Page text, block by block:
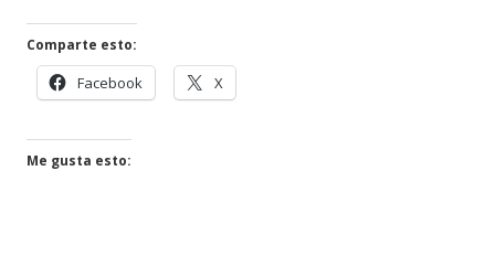
Comparte esto:
Facebook
en
X
en
Me gusta esto: